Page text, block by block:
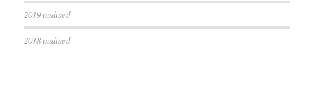
2019 uudised
2018 uudised